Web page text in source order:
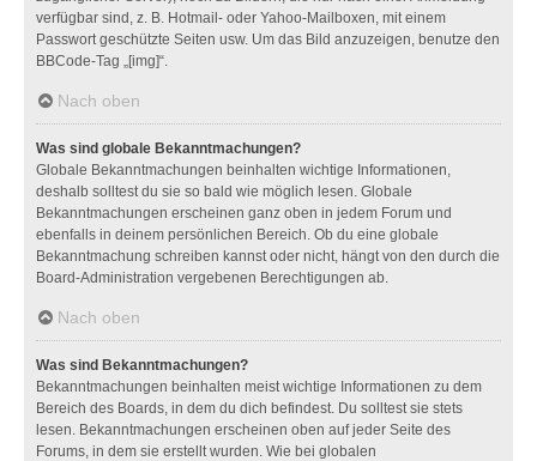
verfügbar sind, z. B. Hotmail- oder Yahoo-Mailboxen, mit einem
Passwort geschützte Seiten usw. Um das Bild anzuzeigen, benutze den
BBCode-Tag „[img]“.
Nach oben
Was sind globale Bekanntmachungen?
Globale Bekanntmachungen beinhalten wichtige Informationen,
deshalb solltest du sie so bald wie möglich lesen. Globale
Bekanntmachungen erscheinen ganz oben in jedem Forum und
ebenfalls in deinem persönlichen Bereich. Ob du eine globale
Bekanntmachung schreiben kannst oder nicht, hängt von den durch die
Board-Administration vergebenen Berechtigungen ab.
Nach oben
Was sind Bekanntmachungen?
Bekanntmachungen beinhalten meist wichtige Informationen zu dem
Bereich des Boards, in dem du dich befindest. Du solltest sie stets
lesen. Bekanntmachungen erscheinen oben auf jeder Seite des
Forums, in dem sie erstellt wurden. Wie bei globalen